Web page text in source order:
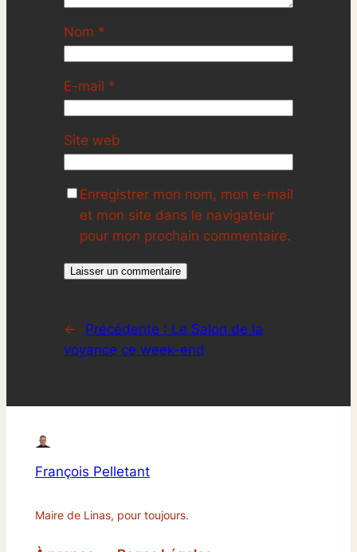
Nom *
E-mail *
Site web
Enregistrer mon nom, mon e-mail
et mon site dans le navigateur
pour mon prochain commentaire.
← Précédente : Le Salon de la
voyance ce week-end
François Pelletant
Maire de Linas, pour toujours.